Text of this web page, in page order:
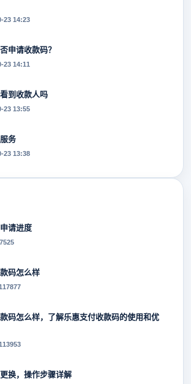
23 14:23
申请收款码？
23 14:11
到收款人吗
23 13:55
务
23 13:38
请进度
码怎么样
码怎么样，了解乐惠支付收款码的使用和优
换，操作步骤详解